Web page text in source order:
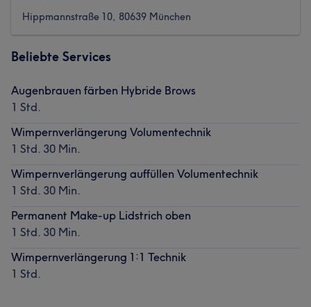
Hippmannstraße 10, 80639 München
Beliebte Services
Augenbrauen färben Hybride Brows
1 Std.
Wimpernverlängerung Volumentechnik
1 Std. 30 Min.
Wimpernverlängerung auffüllen Volumentechnik
1 Std. 30 Min.
Permanent Make-up Lidstrich oben
1 Std. 30 Min.
Wimpernverlängerung 1:1 Technik
1 Std.